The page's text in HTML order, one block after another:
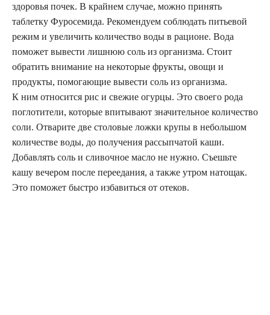
здоровья почек. В крайнем случае, можно принять
таблетку Фуросемида. Рекомендуем соблюдать питьевой
режим и увеличить количество воды в рационе. Вода
поможет вывести лишнюю соль из организма. Стоит
обратить внимание на некоторые фрукты, овощи и
продукты, помогающие вывести соль из организма.
К ним относится рис и свежие огурцы. Это своего рода
поглотители, которые впитывают значительное количество
соли. Отварите две столовые ложки крупы в небольшом
количестве воды, до получения рассыпчатой каши.
Добавлять соль и сливочное масло не нужно. Съешьте
кашу вечером после переедания, а также утром натощак.
Это поможет быстро избавиться от отеков.